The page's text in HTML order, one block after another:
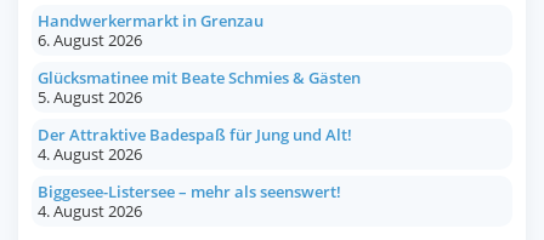
Handwerkermarkt in Grenzau
6. August 2026
Glücksmatinee mit Beate Schmies & Gästen
5. August 2026
Der Attraktive Badespaß für Jung und Alt!
4. August 2026
Biggesee-Listersee – mehr als seenswert!
4. August 2026